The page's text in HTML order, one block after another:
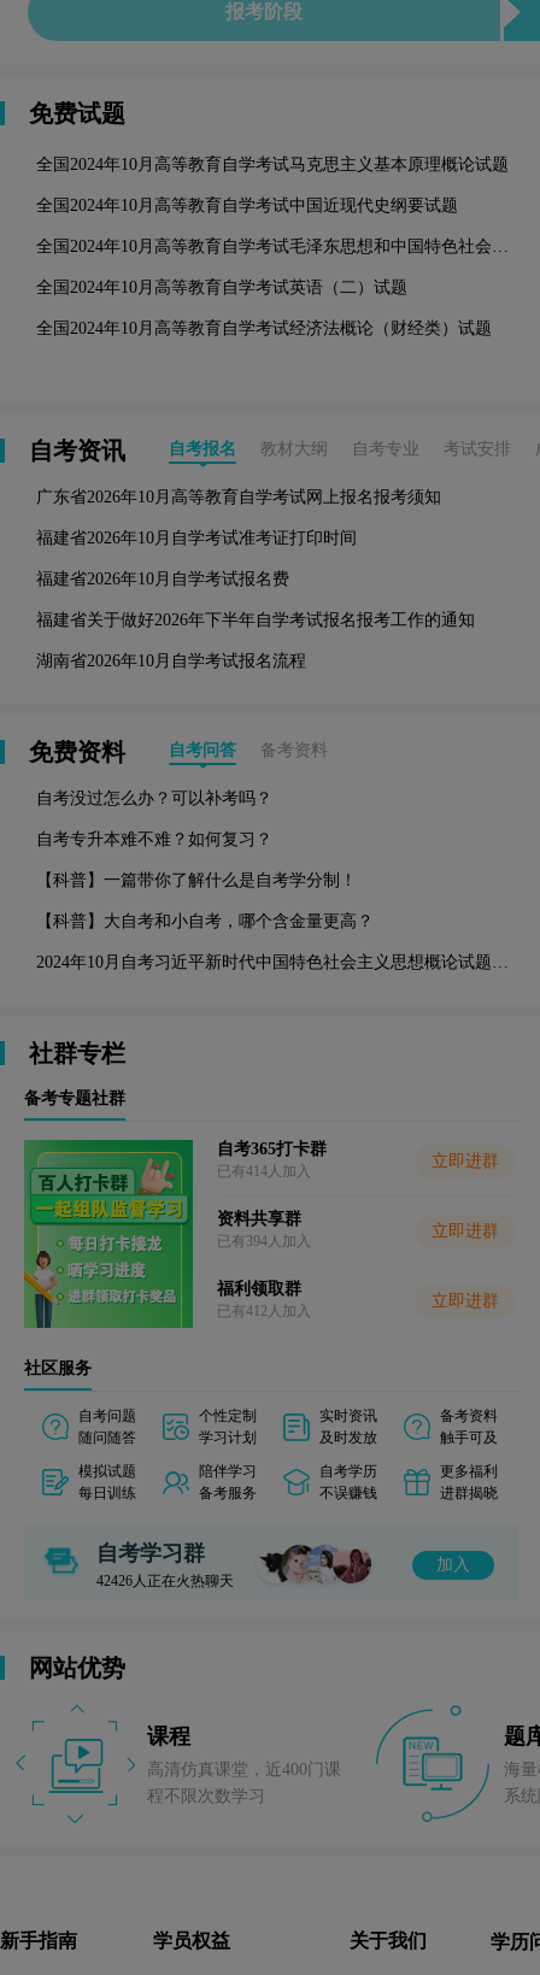
报考阶段
免费试题
全国2024年10月高等教育自学考试马克思主义基本原理概论试题
全国2024年10月高等教育自学考试中国近现代史纲要试题
全国2024年10月高等教育自学考试毛泽东思想和中国特色社会主义理论体系概论试题
全国2024年10月高等教育自学考试英语（二）试题
全国2024年10月高等教育自学考试经济法概论（财经类）试题
自考资讯 自考报名 教材大纲 自考专业 考试安排
广东省2026年10月高等教育自学考试网上报名报考须知
福建省2026年10月自学考试准考证打印时间
福建省2026年10月自学考试报名费
福建省关于做好2026年下半年自学考试报名报考工作的通知
湖南省2026年10月自学考试报名流程
免费资料 自考问答 备考资料
自考没过怎么办？可以补考吗？
自考专升本难不难？如何复习？
【科普】一篇带你了解什么是自考学分制！
【科普】大自考和小自考，哪个含金量更高？
2024年10月自考习近平新时代中国特色社会主义思想概论试题及答案
社群专栏
备考专题社群
自考365打卡群
已有414人加入
立即进群
资料共享群
已有394人加入
立即进群
福利领取群
已有412 人加入
立即进群
社区服务
自考问题
随问随答
个性定制
学习计划
实时资讯
及时发放
备考资料
触手可及
模拟试题
每日训练
陪伴学习
备考服务
自考学历
不误赚钱
更多福利
进群揭晓
自考学习群
42426人正在火热聊天
加入
网站优势
课程
高清仿真课堂，近400门课
程不限次数学习
题
海
系
新手指南 学员权益 关于我们 学历